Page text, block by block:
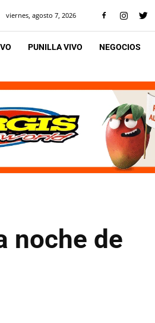
viernes, agosto 7, 2026
PUNILLA VIVO NEGOCIOS
noche de